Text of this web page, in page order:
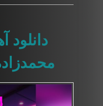
دانلود